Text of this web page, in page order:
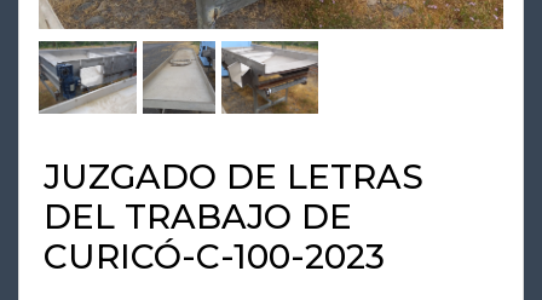
JUZGADO DE LETRAS
DEL TRABAJO DE
CURICÓ-C-100-2023